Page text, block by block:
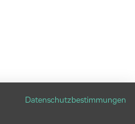
Datenschutzbestimmungen